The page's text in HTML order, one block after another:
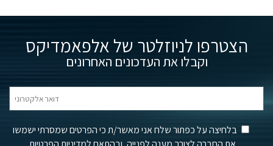
הצטרפו לניוזלטר של אלפאמדיקס
וקבלו את העדכונים האחרונים
בלחיצה על כפתור שלח אני מאשר/ת כי הפרטים שמסרתי ישמשו